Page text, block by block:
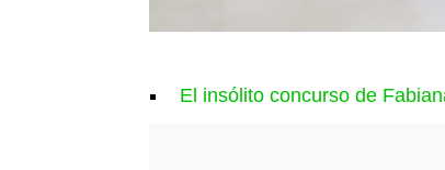
El insólito concurso de